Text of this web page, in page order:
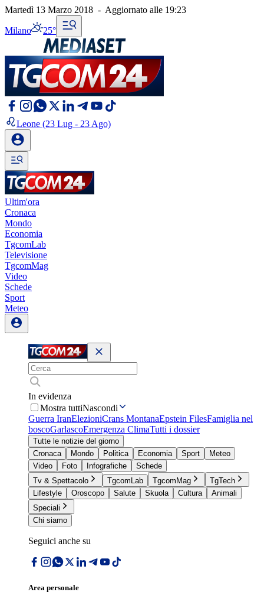
Martedì 13 Marzo 2018 - Aggiornato alle 19:23
Milano 25°
Leone (23 Lug - 23 Ago)
Ultim'ora
Cronaca
Mondo
Economia
TgcomLab
Televisione
TgcomMag
Video
Schede
Sport
Meteo
In evidenza
Mostra tuttiNascondi
Guerra IranElezioniCrans MontanaEpstein FilesFamiglia nel
boscoGarlascoEmergenza ClimaTutti i dossier
Tutte le notizie del giorno
Cronaca
Mondo Politica Economia Sport
Meteo
Video
Foto Infografiche
Schede
Tv & Spettacolo
TgcomLab TgcomMag
TgTech
Lifestyle
Oroscopo Salute Skuola Cultura
Animali
Speciali
Chi siamo
Seguici anche su
Area personale